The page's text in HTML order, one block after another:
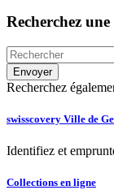
Recherchez
Recherchez
swisscovery Ville de
Identifiez et
Collections en ligne